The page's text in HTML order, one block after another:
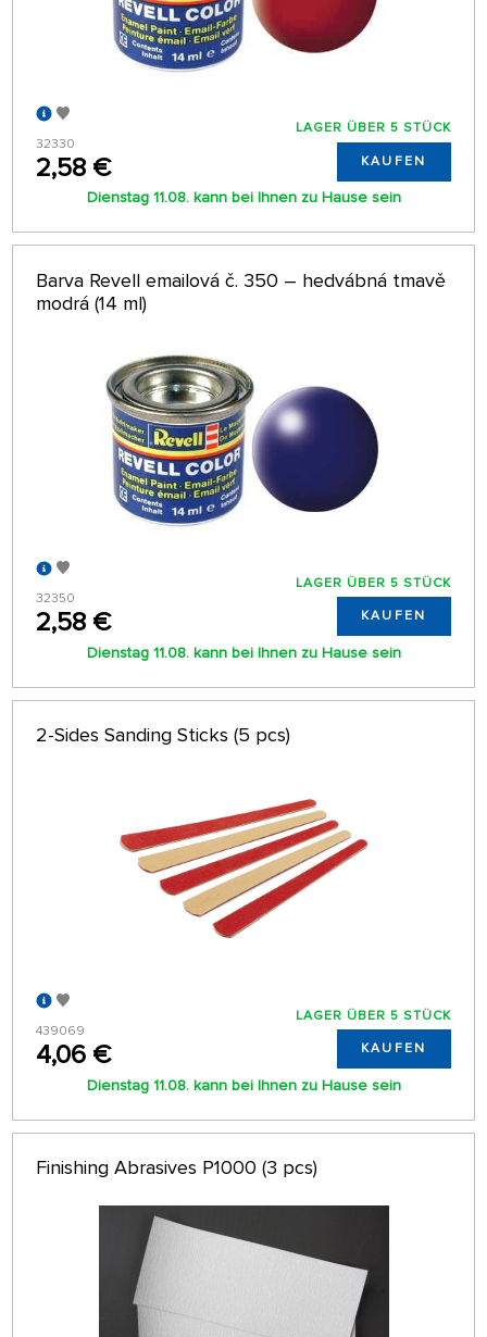
32330
2,58 €
LAGER ÜBER 5 STÜCK
KAUFEN
Dienstag 11.08. kann bei Ihnen zu Hause sein
Barva Revell emailová č. 350 – hedvábná tmavě
modrá (14 ml)
32350
2,58 €
LAGER ÜBER 5 STÜCK
KAUFEN
Dienstag 11.08. kann bei Ihnen zu Hause sein
2-Sides Sanding Sticks (5 pcs)
439069
4,06 €
LAGER ÜBER 5 STÜCK
KAUFEN
Dienstag 11.08. kann bei Ihnen zu Hause sein
Finishing Abrasives P1000 (3 pcs)